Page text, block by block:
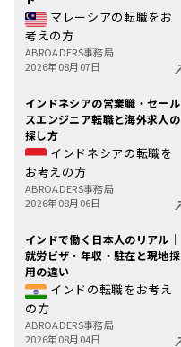
マレーシアの転職をお
考えの方
ABROADERS事務局
2026年08月07日
インドネシアの営業職・セール
スエンジニア転職と海外求人の
探し方
インドネシアの転職を
お考えの方
ABROADERS事務局
2026年08月06日
インドで働く日本人のリアル｜
就労ビザ・年収・駐在と現地採
用の違い
インドの転職をお考え
の方
ABROADERS事務局
2026年08月04日